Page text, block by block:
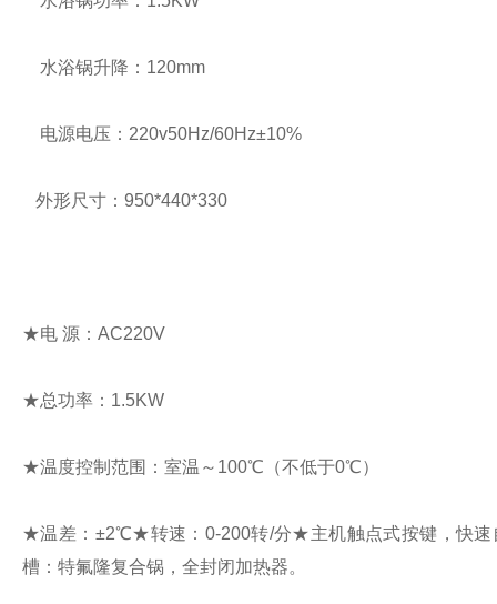
水浴锅升降： 120mm
电源电压： 220v50Hz/60Hz±10%
外形尺寸：950*440*330
★电 源：AC220V
★总功率：1.5KW
★温度控制范围：室温～ 100℃（不低于0℃）
★温差：±2℃★转速：0-200转/分★主机触点式按键，快
槽：特氟隆复合锅，全封闭加热器。